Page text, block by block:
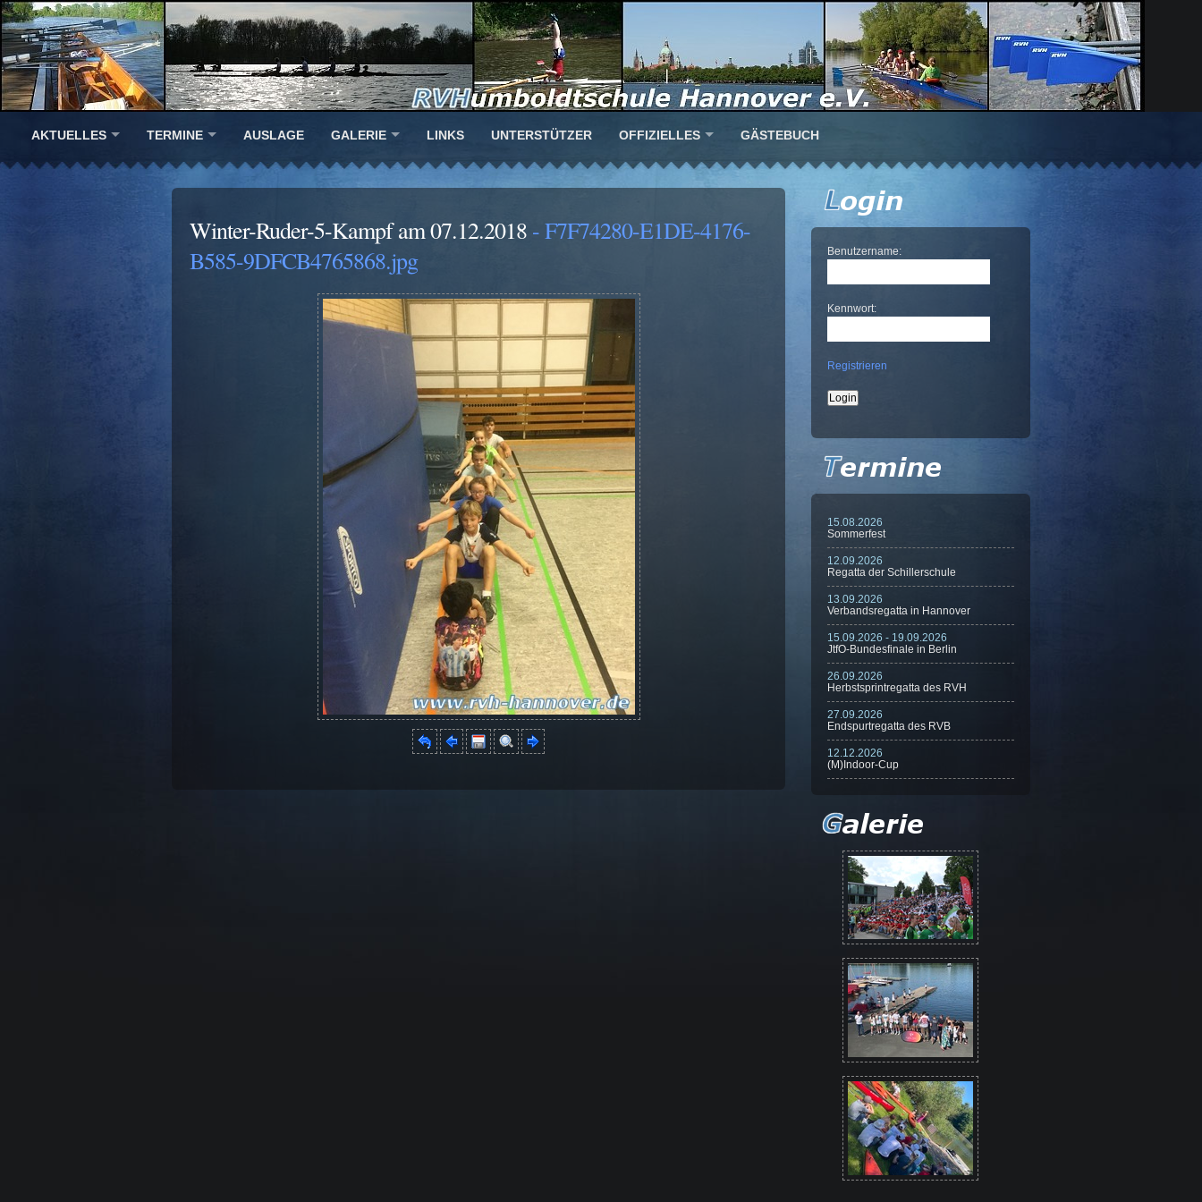
AKTUELLES TERMINE AUSLAGE GALERIE LINKS UNTERSTÜTZER OFFIZIELLES GÄSTEBUCH
Winter-Ruder-5-Kampf am 07.12.2018 - F7F74280-E1DE-4176-
B585-9DFCB4765868.jpg
Benutzername:
Kennwort:
Registrieren
15.08.2026
Sommerfest
12.09.2026
Regatta der Schillerschule
13.09.2026
Verbandsregatta in Hannover
15.09.2026 - 19.09.2026
JtfO-Bundesfinale in Berlin
26.09.2026
Herbstsprintregatta des RVH
27.09.2026
Endspurtregatta des RVB
12.12.2026
(M)Indoor-Cup